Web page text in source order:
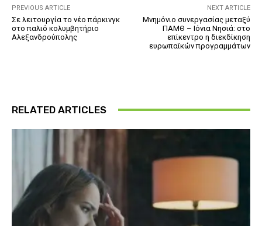
PREVIOUS ARTICLE
Σε λειτουργία το νέο πάρκινγκ
στο παλιό κολυμβητήριο
Αλεξανδρούπολης
NEXT ARTICLE
Μνημόνιο συνεργασίας μεταξύ
ΠΑΜΘ – Ιόνια Νησιά: στο
επίκεντρο η διεκδίκηση
ευρωπαϊκών προγραμμάτων
RELATED ARTICLES